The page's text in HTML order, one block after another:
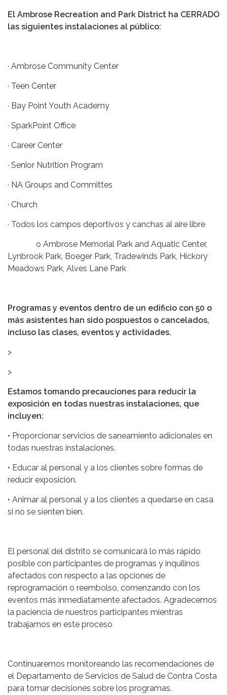
El Ambrose Recreation and Park District ha CERRADO
las siguientes instalaciones al público:
· Ambrose Community Center
· Teen Center
· Bay Point Youth Academy
· SparkPoint Office
· Career Center
· Senior Nutrition Program
· NA Groups and Committes
· Church
· Todos los campos deportivos y canchas al aire libre
o Ambrose Memorial Park and Aquatic Center,
Lynbrook Park, Boeger Park, Tradewinds Park, Hickory
Meadows Park, Alves Lane Park
Programas y eventos dentro de un edificio con 50 o
más asistentes han sido pospuestos o cancelados,
incluso las clases, eventos y actividades.
>
>
Estamos tomando precauciones para reducir la
exposición en todas nuestras instalaciones, que
incluyen:
• Proporcionar servicios de saneamiento adicionales en
todas nuestras instalaciones.
• Educar al personal y a los clientes sobre formas de
reducir exposición.
• Animar al personal y a los clientes a quedarse en casa
si no se sienten bien.
El personal del distrito se comunicará lo más rápido
posible con participantes de programas y inquilinos
afectados con respecto a las opciones de
reprogramación o reembolso, comenzando con los
eventos más inmediatamente afectados. Agradecemos
la paciencia de nuestros participantes mientras
trabajamos en este proceso
Continuaremos monitoreando las recomendaciones de
el Departamento de Servicios de Salud de Contra Costa
para tomar decisiones sobre los programas.